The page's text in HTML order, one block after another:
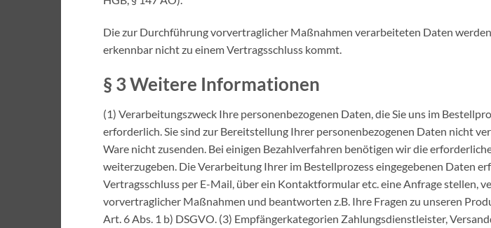
Die zur Durchführung vorvertraglicher Maßnahmen verarbeiteten Daten
erkennbar nicht zu einem Vertragsschluss kommt.
§ 3 Weitere Informationen
(1) Verarbeitungszweck Ihre personenbezogenen Daten, die Sie uns im
erforderlich. Sie sind zur Bereitstellung Ihrer personenbezogenen Daten nicht
Ware nicht zusenden. Bei einigen Bezahlverfahren benötigen wir die
weiterzugeben. Die Verarbeitung Ihrer im Bestellprozess eingegebenen Daten
Vertragsschluss per E-Mail, über ein Kontaktformular etc. eine Anfrage stellen,
vorvertraglicher Maßnahmen und beantworten z.B. Ihre Fragen zu unseren
Art. 6 Abs. 1 b) DSGVO. (3) Empfängerkategorien Zahlungsdienstleister,